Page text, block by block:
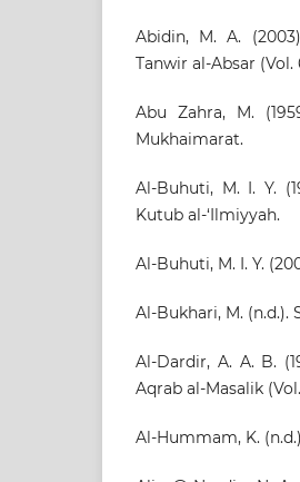
Abidin, M. A.
Tanwir al-Absar (Vol.
Abu Zahra, M.
Mukhaimarat.
Al-Buhuti, M. I. Y.
Kutub al-‘Ilmiyyah.
Al-Buhuti, M. I. Y.
Al-Bukhari, M. (n.d.).
Al-Dardir, A. A. B.
Aqrab al-Masalik
Al-Hummam, K.